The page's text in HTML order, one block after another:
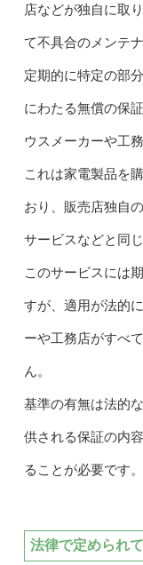
店などが独自に取
て不具合のメンテ
定期的に特定の部
にわたる無償の保
ウスメーカーや工
これは家電製品を
おり、販売店独自
サービスなどと同
このサービスには
すが、適用が法的
ーや工務店がすべ
ん。
基準の有無は法的
供される保証の内
ることが必要です。
法律で定められ